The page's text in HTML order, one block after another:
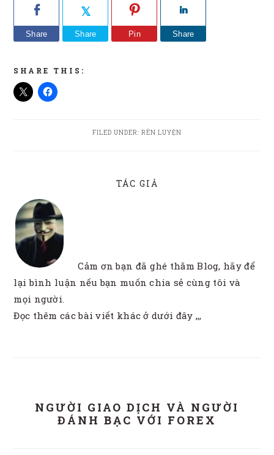
Share Share Pin Share
SHARE THIS:
FILED UNDER: RÈN LUYỆN
TÁC GIẢ
Cảm ơn bạn đã ghé thăm Blog, hãy để
lại bình luận nếu bạn muốn chia sẻ cùng tôi và
mọi người.
Đọc thêm các bài viết khác ở dưới đây ,,,
NGƯỜI GIAO DỊCH VÀ NGƯỜI
ĐÁNH BẠC VỚI FOREX